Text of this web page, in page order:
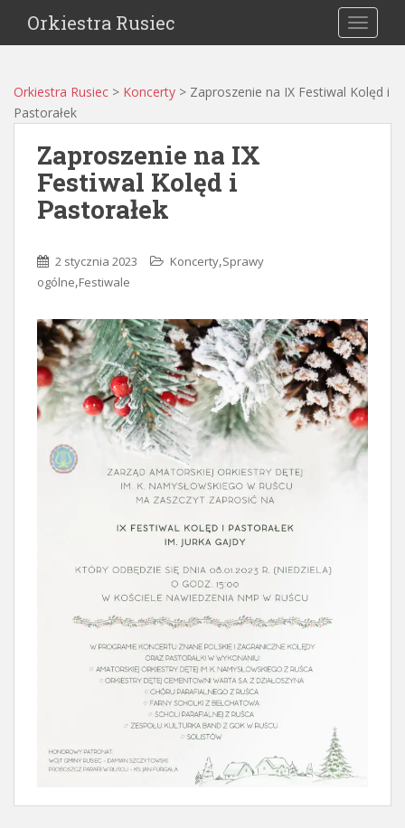
Orkiestra Rusiec
Orkiestra Rusiec > Koncerty > Zaproszenie na IX Festiwal Kolęd i
Pastorałek
Zaproszenie na IX
Festiwal Kolęd i
Pastorałek
2 stycznia 2023 Koncerty,Sprawy
ogólne,Festiwale